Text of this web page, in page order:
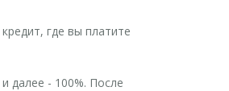
где вы платите
далее - 100%. После